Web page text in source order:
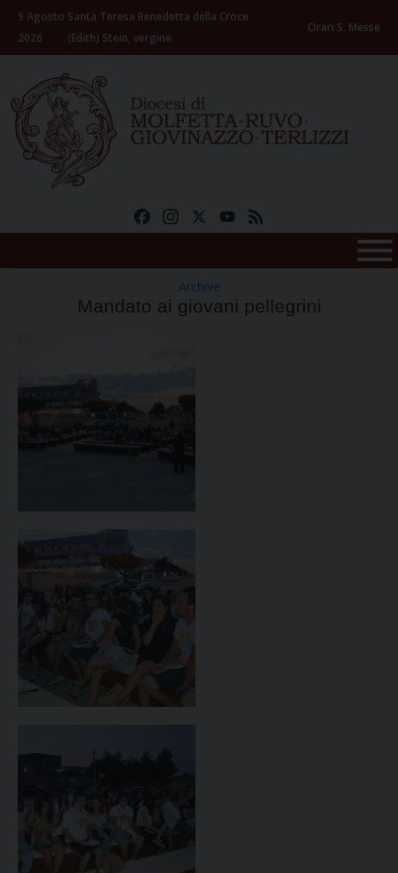
Skip
content
9 Agosto
2026
Santa Teresa Benedetta della Croce
(Edith) Stein, vergine
Orari S. Messe
FacebookInstagramYouTube
Archive
Mandato ai giovani pellegrini